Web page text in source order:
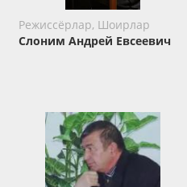
Режиссёрлар, Шоирлар
Слоним Андрей Евсеевич